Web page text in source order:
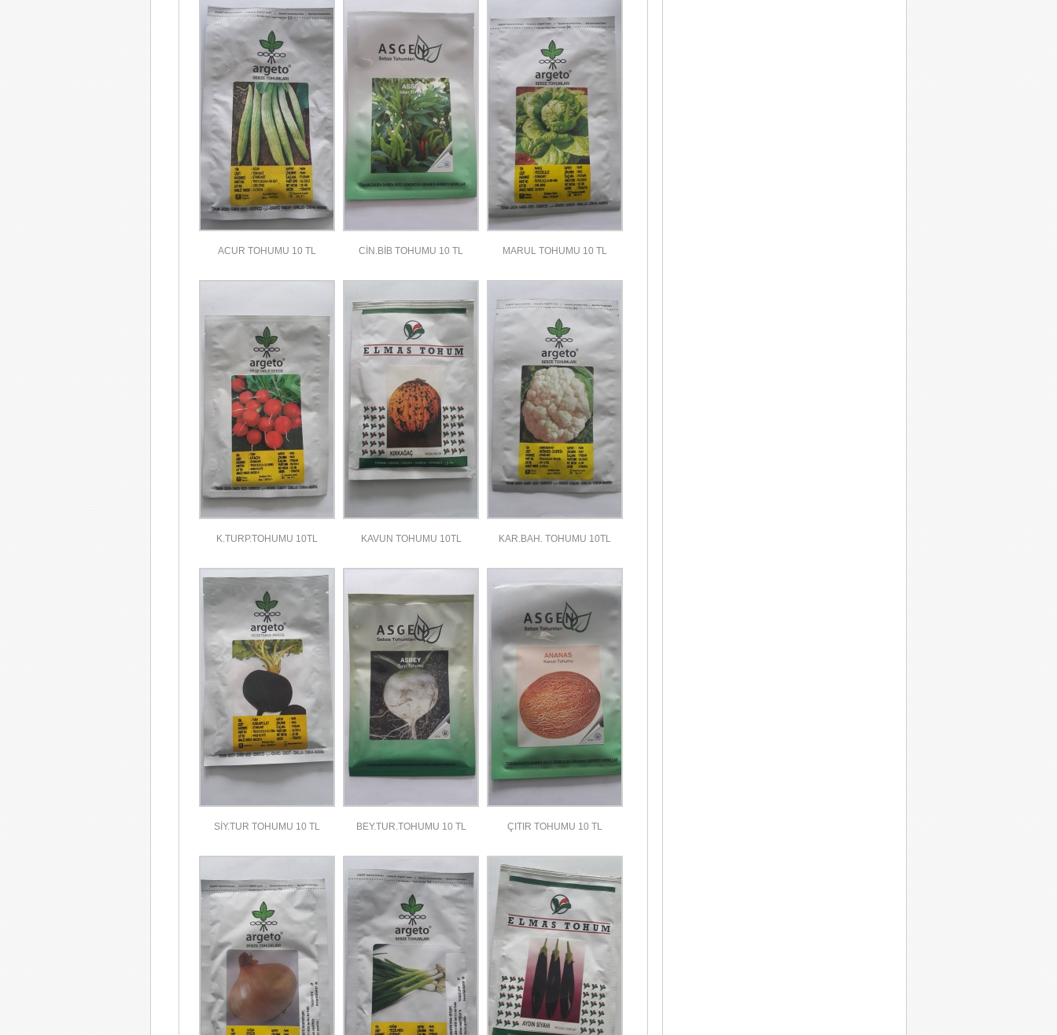
ACUR TOHUMU 10 TL CİN.BİB TOHUMU 10 TL MARUL TOHUMU 10 TL
K.TURP.TOHUMU 10TL KAVUN TOHUMU 10TL KAR.BAH. TOHUMU 10TL
SİY.TUR TOHUMU 10 TL BEY.TUR.TOHUMU 10 TL ÇITIR TOHUMU 10 TL